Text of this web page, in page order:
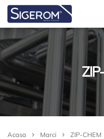
Acasa Marci ZIP-CHEM